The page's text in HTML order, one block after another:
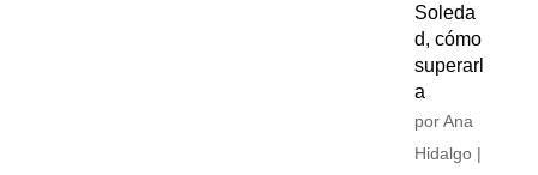
Soleda
d, cómo
superarl
a
porAna
Hidalgo|